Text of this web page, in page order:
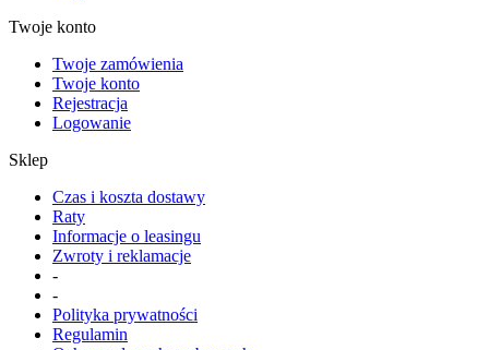
Twoje konto
Twoje zamówienia
Twoje konto
Rejestracja
Logowanie
Sklep
Czas i koszta dostawy
Raty
Informacje o leasingu
Zwroty i reklamacje
-
-
Polityka prywatności
Regulamin